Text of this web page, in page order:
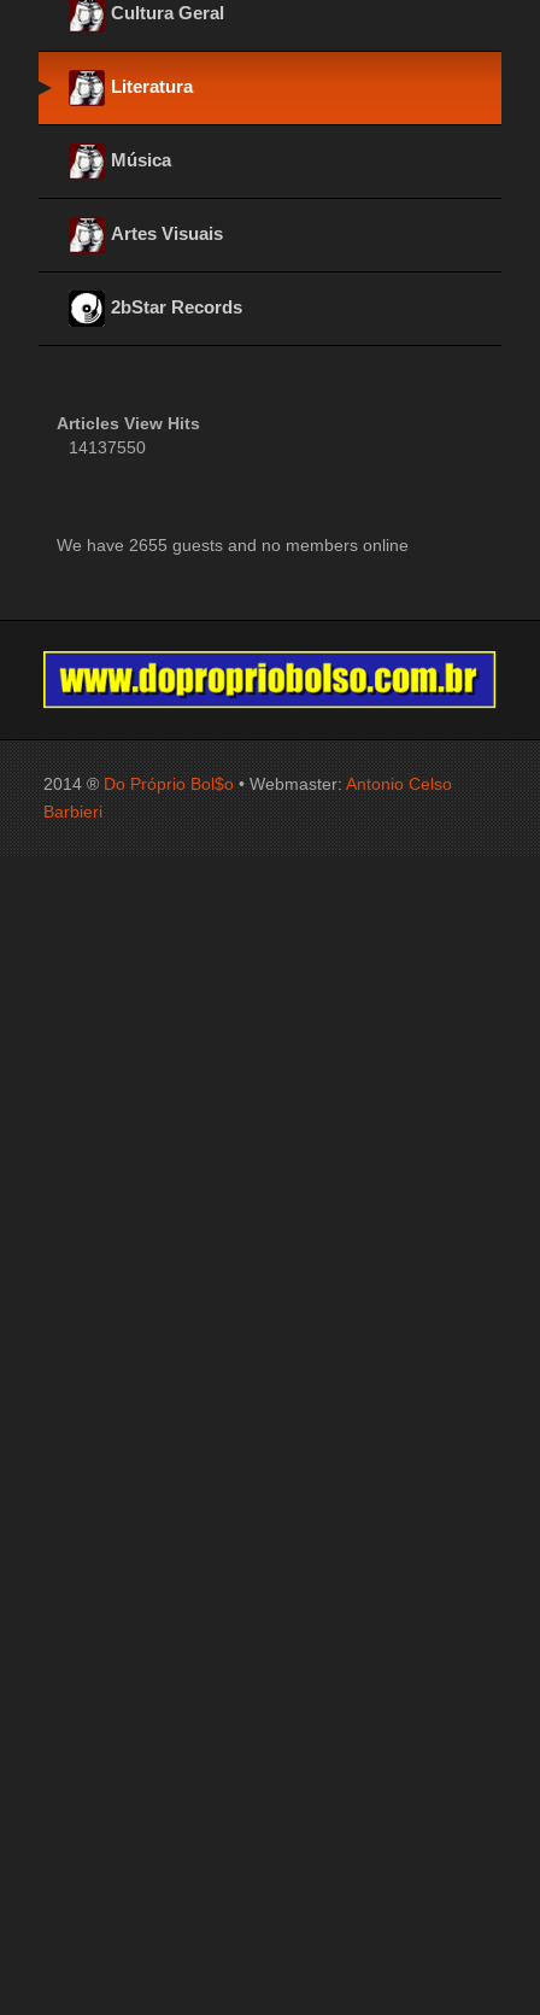
Cultura Geral
Literatura
Música
Artes Visuais
2bStar Records
Articles View Hits
14137550
We have 2655 guests and no members online
2014 ® Do Próprio Bol$o • Webmaster:Antonio Celso
Barbieri